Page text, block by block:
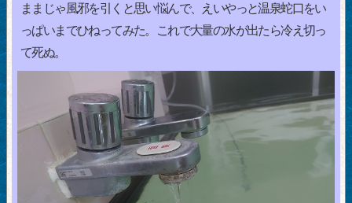
ままじゃ風邪を引くと思い悩んで、えいやっと温泉蛇口をい
っぱいまでひねってみた。これで大量の水が出たら冷え切っ
て死ぬ。